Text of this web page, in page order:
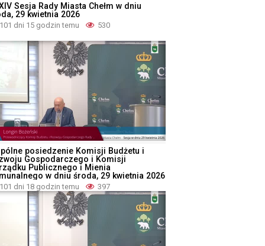
Sesja Rady Miasta Chełm w dniu
29 kwietnia 2026
101 dni 15 godzin temu 530
posiedzenie Komisji Budżetu i
Gospodarczego i Komisji
Publicznego i Mienia
w dniu środa, 29 kwietnia 2026
101 dni 18 godzin temu 397